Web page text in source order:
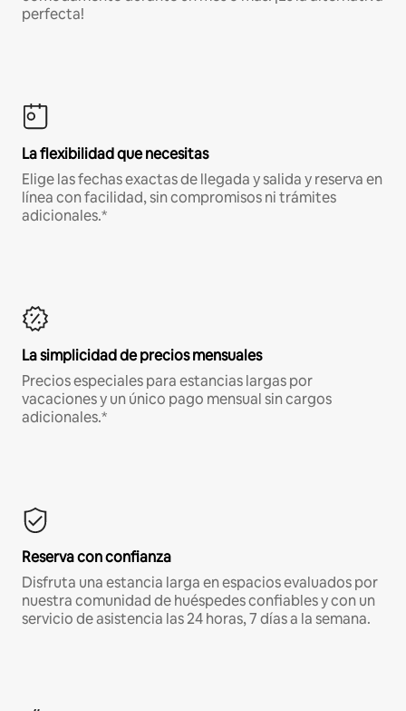
perfecta!
La flexibilidad que necesitas
Elige las fechas exactas de llegada y salida y reserva en
línea con facilidad, sin compromisos ni trámites
adicionales.*
La simplicidad de precios mensuales
Precios especiales para estancias largas por
vacaciones y un único pago mensual sin cargos
adicionales.*
Reserva con confianza
Disfruta una estancia larga en espacios evaluados por
nuestra comunidad de huéspedes confiables y con un
servicio de asistencia las 24 horas, 7 días a la semana.